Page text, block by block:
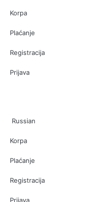
Korpa
Plaćanje
Registracija
Prijava
Russian
Korpa
Plaćanje
Registracija
Prijava